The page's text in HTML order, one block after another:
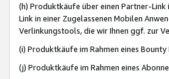
(h) Produktkäufe über einen Partner-
Link in einer Zugelassenen Mobilen
Verlinkungstools, die wir Ihnen ggf. zur
(i) Produktkäufe im Rahmen eines
(j) Produktkäufe im Rahmen eines